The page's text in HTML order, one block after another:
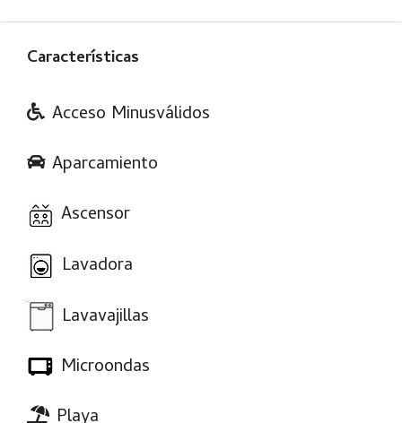
Características
Acceso Minusválidos
Aparcamiento
Ascensor
Lavadora
Lavavajillas
Microondas